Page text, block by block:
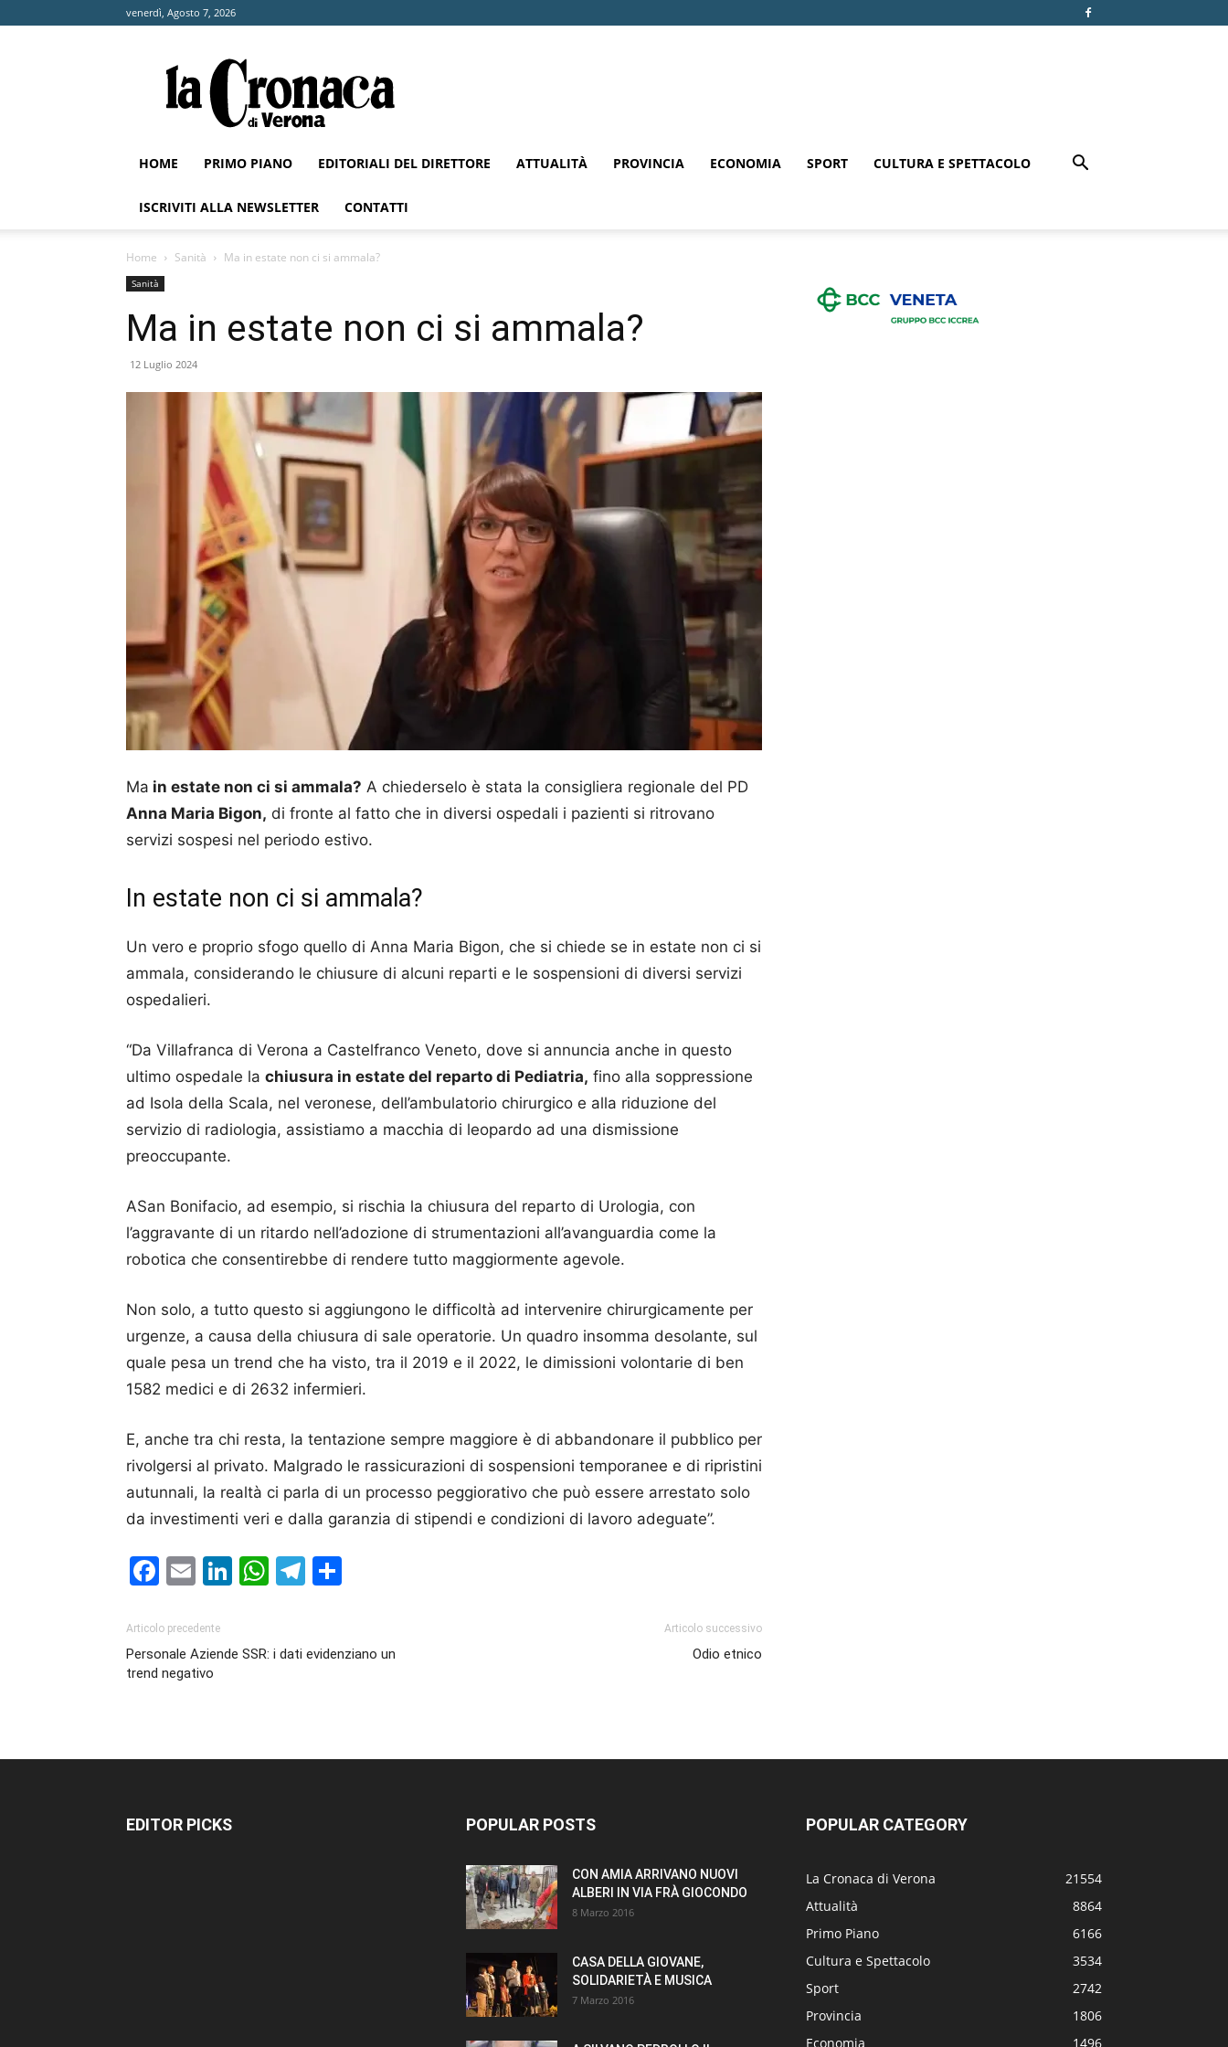
venerdì, Agosto 7, 2026
Cronaca
di
Verona
HOME PRIMO PIANO EDITORIALI DEL DIRETTORE ATTUALITÀ PROVINCIA ECONOMIA SPORT CULTURA E SPETTACOLO
ISCRIVITI ALLA NEWSLETTER CONTATTI
Home Sanità Ma in estate non ci si ammala?
Sanità
Ma in estate non ci si ammala?
12 Luglio 2024
Ma in estate non ci si ammala? A chiederselo è stata la consigliera regionale del PD
Anna Maria Bigon, di fronte al fatto che in diversi ospedali i pazienti si ritrovano
servizi sospesi nel periodo estivo.
In estate non ci si ammala?
Un vero e proprio sfogo quello di Anna Maria Bigon, che si chiede se in estate non ci si
ammala, considerando le chiusure di alcuni reparti e le sospensioni di diversi servizi
ospedalieri.
“Da Villafranca di Verona a Castelfranco Veneto, dove si annuncia anche in questo
ultimo ospedale la chiusura in estate del reparto di Pediatria, fino alla soppressione
ad Isola della Scala, nel veronese, dell’ambulatorio chirurgico e alla riduzione del
servizio di radiologia, assistiamo a macchia di leopardo ad una dismissione
preoccupante.
ASan Bonifacio, ad esempio, si rischia la chiusura del reparto di Urologia, con
l’aggravante di un ritardo nell’adozione di strumentazioni all’avanguardia come la
robotica che consentirebbe di rendere tutto maggiormente agevole.
Non solo, a tutto questo si aggiungono le difficoltà ad intervenire chirurgicamente per
urgenze, a causa della chiusura di sale operatorie. Un quadro insomma desolante, sul
quale pesa un trend che ha visto, tra il 2019 e il 2022, le dimissioni volontarie di ben
1582 medici e di 2632 infermieri.
E, anche tra chi resta, la tentazione sempre maggiore è di abbandonare il pubblico per
rivolgersi al privato. Malgrado le rassicurazioni di sospensioni temporanee e di ripristini
autunnali, la realtà ci parla di un processo peggiorativo che può essere arrestato solo
da investimenti veri e dalla garanzia di stipendi e condizioni di lavoro adeguate”.
Facebook
EmailLinkedIn
WhatsApp
Telegram
Articolo precedente
Personale Aziende SSR: i dati evidenziano un
trend negativo
Articolo successivo
Odio etnico
EDITOR PICKS POPULAR POSTS
CON AMIA ARRIVANO NUOVI
ALBERI IN VIA FRÀ GIOCONDO
8 Marzo 2016
CASA DELLA GIOVANE,
SOLIDARIETÀ E MUSICA
7 Marzo 2016
POPULAR CATEGORY
La Cronaca di Verona
21554
Attualità
8864
Primo Piano
6166
Cultura e Spettacolo
3534
Sport
2742
Provincia
1806
Economia
1496